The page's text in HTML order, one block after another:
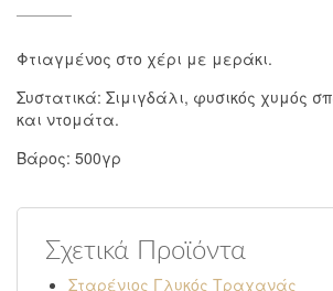
Φτιαγμένος στο χέρι με μεράκι.
Συστατικά: Σιμιγδάλι, φυσικός χυμός
και ντομάτα.
Βάρος: 500γρ
Σχετικά Προϊόντα
Σταρένιος Γλυκός Τραχανάς